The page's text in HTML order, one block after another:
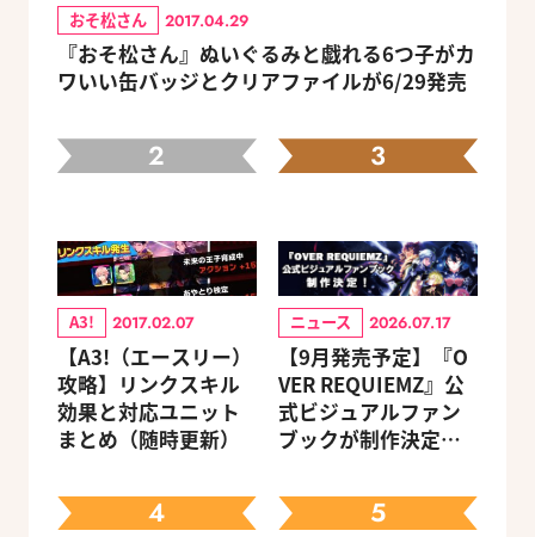
おそ松さん 2017.04.29
『おそ松さん』ぬいぐるみと戯れる6つ子がカ
ワいい缶バッジとクリアファイルが6/29発売
2
A3! 2017.02.07
【A3!（エースリー）
攻略】リンクスキル
効果と対応ユニット
まとめ（随時更新）
3
ニュース 2026.07.17
【9月発売予定】『O
VER REQUIEMZ』公
式ビジュアルファン
ブックが制作決定！
る豪華グッズ付き限
定セットも同時発売
4 5